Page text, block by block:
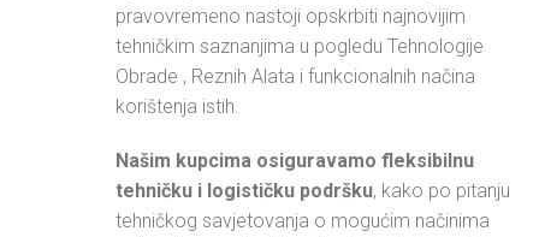
pravovremeno nastoji opskrbiti najnovijim
tehničkim saznanjima u pogledu Tehnologije
Obrade , Reznih Alata i funkcionalnih načina
korištenja istih.
Našim kupcima osiguravamo fleksibilnu
tehničku i logističku podršku, kako po pitanju
tehničkog savjetovanja o mogućim načinima